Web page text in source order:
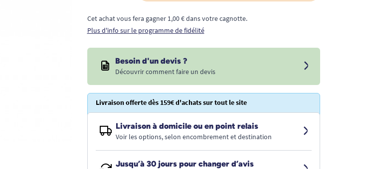
Cet achat vous fera gagner 1,00 € dans votre cagnotte.
Plus d'info sur le programme de fidélité
Besoin d'un devis ?
Découvrir comment faire un devis
Livraison offerte dès 159€ d'achats sur tout le site
Livraison à domicile ou en point relais
Voir les options, selon encombrement et destination
Jusqu’à 30 jours pour changer d’avis